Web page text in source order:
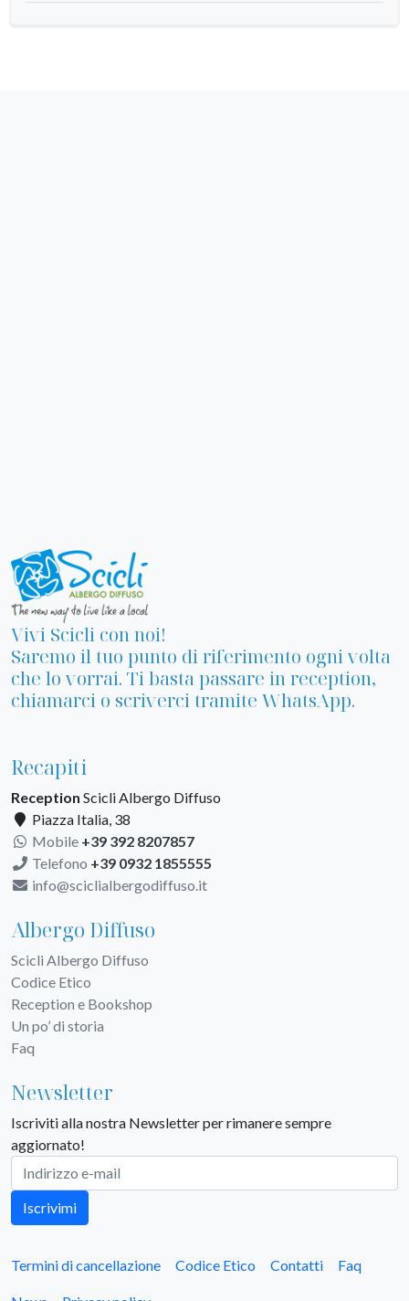
Vivi Scicli con noi!
Saremo il tuo punto di riferimento ogni volta
che lo vorrai. Ti basta passare in reception,
chiamarci o scriverci tramite WhatsApp.
Recapiti
Reception Scicli Albergo Diffuso
Piazza Italia, 38
Mobile +39 392 8207857
Telefono +39 0932 1855555
info@sciclialbergodiffuso.it
Albergo Diffuso
Scicli Albergo Diffuso
Codice Etico
Reception e Bookshop
Un po’ di storia
Faq
Newsletter
Iscriviti alla nostra Newsletter per rimanere sempre
aggiornato!
Iscrivimi
Termini di cancellazione Codice Etico Contatti Faq